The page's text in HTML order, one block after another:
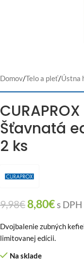
Domov/Telo a pleť/Ústna
Šťavnatá
2 ks
9,98€ 8,80€s DPH
Dvojbalenie zubných
limitovanej edícii.
Na sklade